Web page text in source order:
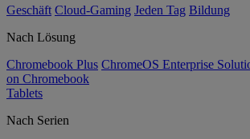
Geschäft Cloud-Gaming Jeden Tag Bildung
Nach Lösung
Chromebook Plus ChromeOS Enterprise
on Chromebook
Tablets
Nach Serien